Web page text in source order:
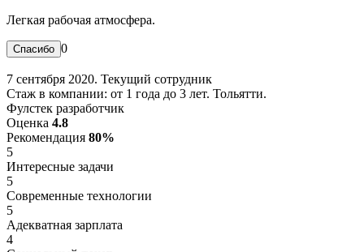
Легкая рабочая атмосфера.
0
7 сентября 2020. Текущий сотрудник
Стаж в компании: от 1 года до 3 лет. Тольятти.
Фулстек разработчик
Оценка 4.8
Рекомендация 80%
5
Интересные задачи
5
Современные технологии
5
Адекватная зарплата
4